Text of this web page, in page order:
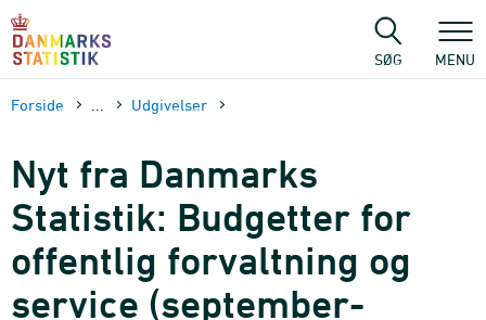
sidens
SØG MENU
Forside Udgivelser
Nyt fra Danmarks
Statistik: Budgetter for
offentlig forvaltning og
service (september-